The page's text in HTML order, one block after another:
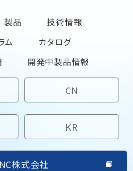
製品
技術情報
ム
カタログ
開発中製品情報
CN
KR
株式会社